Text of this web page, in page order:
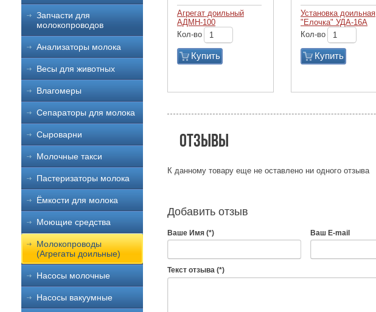
Запчасти для
молокопроводов
Анализаторы молока
Весы для животных
Влагомеры
Сепараторы для молока
Сыроварни
Молочные такси
Пастеризаторы молока
Ёмкости для молока
Моющие средства
Молокопроводы
(Агрегаты доильные)
Насосы молочные
Насосы вакуумные
Агрегат доильный
АДМН-100
Кол-во
Купить
Установка доильная
"Елочка" УДА-16А
Кол-во
Купить
Отзывы
К данному товару еще не оставлено ни одного отзыва
Добавить отзыв
Ваше Имя (*) Ваш E-mail
Текст отзыва (*)